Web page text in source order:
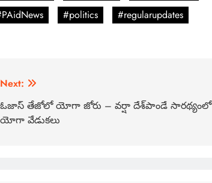
#politics
#regularupdates
Next:
ఓజాస్ తేజోలో యోగా జోరు – వర్షా దేశ్‌పాండే సారథ్యంలో
యోగా వేడుకలు